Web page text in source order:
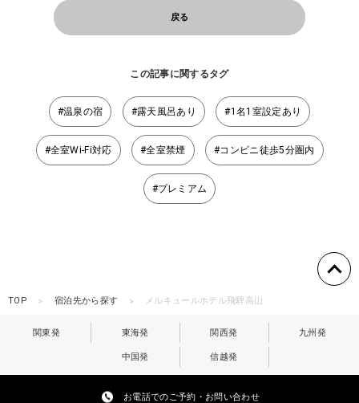
戻る
この記事に関するタグ
#温泉の宿 #露天風呂あり #1名1室設定あり
#全室Wi-Fi対応 #全室禁煙 #コンビニ徒歩5分圏内
#プレミアム
TOP 宿泊先から探す メルキュールホテル飛騨高山
関東発 東海発 関西発 九州発
中国発 信越発
お電話でのご予約・お問い合わせ